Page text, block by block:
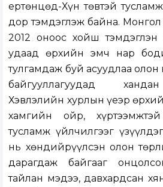
ертөнцөд-Хүн төвтэй
дор тэмдэглэж байна.
2012 оноос хойш
удаад өрхийн эмч нар
тулгамдаж буй асуудлаа
байгууллагуудад
Хэвлэлийн хурлын үеэр
хамгийн ойр,
тусламж үйлчилгээг
нь хөндийрүүлсэн олон
дарагдаж байгааг
тайлан мэдээ, давхардсан